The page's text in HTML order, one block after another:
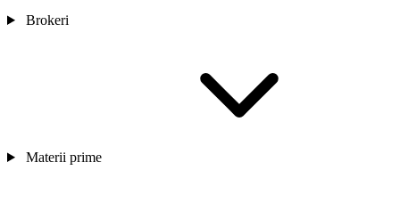
Brokeri
Materii prime